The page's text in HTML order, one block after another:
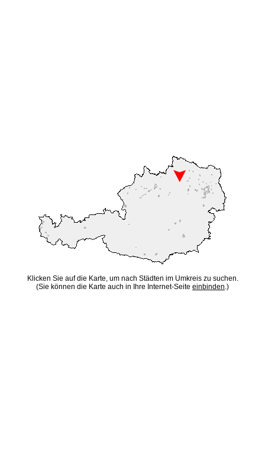
Klicken Sie auf die Karte, um nach Städten im Umkreis zu suchen.
(Sie können die Karte auch in Ihre Internet-Seite einbinden.)